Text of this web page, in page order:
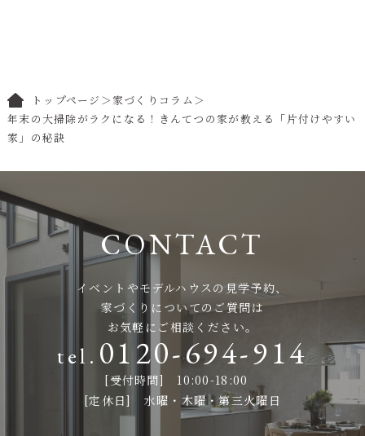
トップページ ＞家づくりコラム ＞
年末の大掃除がラクになる！きんてつの家が教える「片付けやすい
家」の秘訣
イベントやモデルハウスの見学予約、
家づくりについてのご質問は
お気軽にご相談ください。
0120-694-914
[受付時間] 10:00-18:00
[定休日] 水曜・木曜・第三火曜日